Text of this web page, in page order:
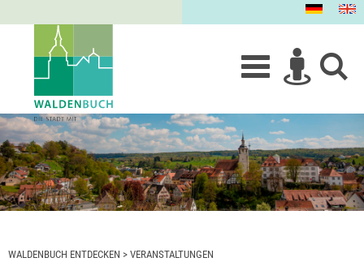
WALDENBUCH ENTDECKEN > VERANSTALTUNGEN